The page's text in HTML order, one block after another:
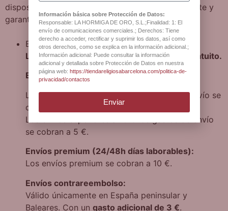
disposición para brindarle la asistencia que necesite y
garantizar una experiencia de envío satisfactoria.
Envíos aPENINSULA ESPAÑOLA
Los envíos superiores a 50 € el envío es gratuito.
Envíos estándar (de 3 a 5 días laborables):
Los envíos inferiores a 10 € los gastos de envío se
cobran a 8 €.
Los envíos superiores a 10 € los gastos de envío
se cobran a 5 €.
Envíos premium (24/48h días laborables):
Los envíos premium se cobran a 10 €.
Envíos contrareembolso:
Válido únicamente en España peninsular y
Baleares. Con un gasto adicional de 3 €.
Información básica sobre Protección de Datos:
Responsable: LA HORMIGA DE ORO, S.L.;Finalidad: 1: El
envío de comunicaciones comerciales.; Derechos: Tiene
derecho a acceder, rectificar y suprimir los datos, así como
otros derechos, como se explica en la información adicional.;
Información adicional: Puede consultar la información
adicional y detallada sobre Protección de Datos en nuestra
página web: https://tiendareligiosabarcelona.com/politica-de-
privacidad/contactos
Enviar